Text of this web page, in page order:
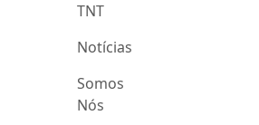
TNT
Notícias
Somos
Nós